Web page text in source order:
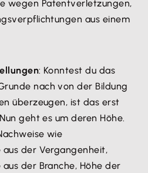
wegen Patentverletzungen,
aus einem
: Konntest du das
nach von der Bildung
überzeugen, ist das erst
geht es um deren Höhe.
wie
der Vergangenheit,
der Branche, Höhe der